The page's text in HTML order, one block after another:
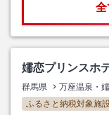
嬬恋プリンスホ
群馬県 万座温泉・
ふるさと納税対象施設